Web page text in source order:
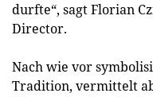
durfte“, sagt Florian
Director.
Nach wie vor
Tradition, vermittelt